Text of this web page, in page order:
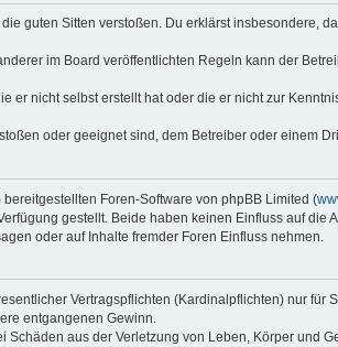
guten Sitten verstoßen. Du erklärst insbesondere,
im Board veröffentlichten Regeln kann der
er nicht selbst erstellt hat oder die er nicht zur
oder geeignet sind, dem Betreiber oder einem
bereitgestellten Foren-Software von phpBB Limited (
gestellt. Beide haben keinen Einfluss auf die
oder auf Inhalte fremder Foren Einfluss nehmen.
Vertragspflichten (Kardinalpflichten) nur für
entgangenen Gewinn.
aus der Verletzung von Leben, Körper und